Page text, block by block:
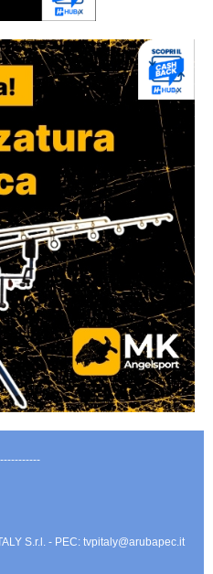
S.r.l. - PEC: tvpitaly@arubapec.it